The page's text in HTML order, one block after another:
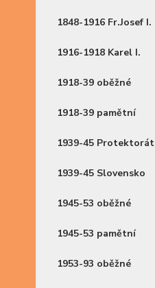
1848-1916 Fr.Josef I.
1916-1918 Karel I.
1918-39 oběžné
1918-39 pamětní
1939-45 Protektorát
1939-45 Slovensko
1945-53 oběžné
1945-53 pamětní
1953-93 oběžné